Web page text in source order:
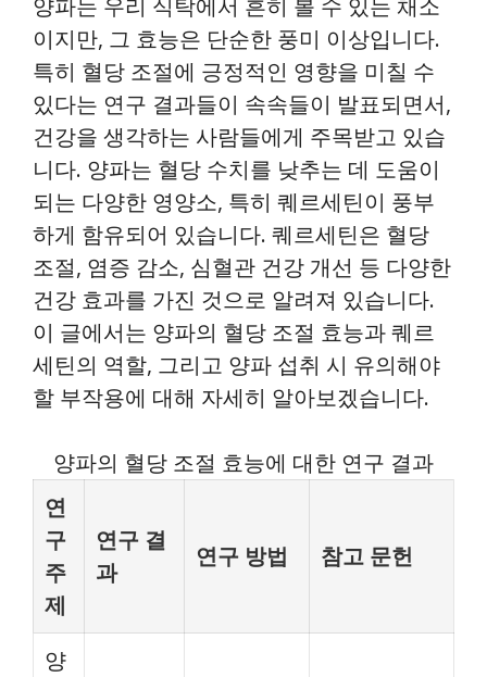
양파는 우리 식탁에서 흔히 볼 수 있는 채소
이지만, 그 효능은 단순한 풍미 이상입니다.
특히 혈당 조절에 긍정적인 영향을 미칠 수
있다는 연구 결과들이 속속들이 발표되면서,
건강을 생각하는 사람들에게 주목받고 있습
니다. 양파는 혈당 수치를 낮추는 데 도움이
되는 다양한 영양소, 특히 퀘르세틴이 풍부
하게 함유되어 있습니다. 퀘르세틴은 혈당
조절, 염증 감소, 심혈관 건강 개선 등 다양한
건강 효과를 가진 것으로 알려져 있습니다.
이 글에서는 양파의 혈당 조절 효능과 퀘르
세틴의 역할, 그리고 양파 섭취 시 유의해야
할 부작용에 대해 자세히 알아보겠습니다.
양파의 혈당 조절 효능에 대한 연구 결과
연
구
주
제
연구 결
과
연구 방법 참고 문헌
양